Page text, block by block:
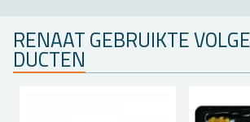
RE­NAAT GE­BRUIK­TE
DUC­TEN